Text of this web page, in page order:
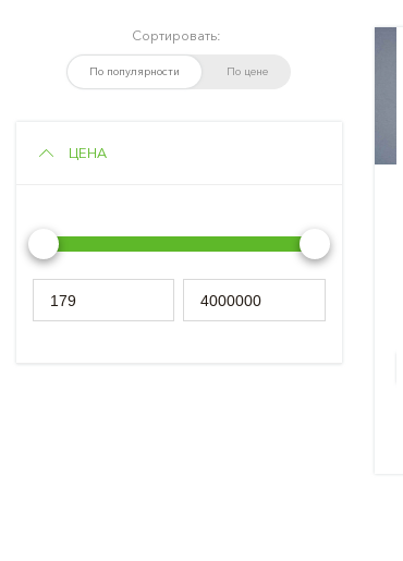
Сортировать:
По популярности По цене
ЦЕНА